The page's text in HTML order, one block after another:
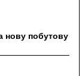
нову побутову